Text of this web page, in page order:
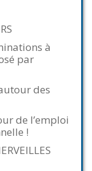
à
par
des
de l’emploi
!